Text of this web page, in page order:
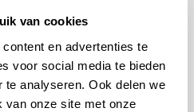
van cookies
en advertenties te
voor social media te bieden
analyseren. Ook delen we
van onze site met onze
van de laatste
dan aan voor onze